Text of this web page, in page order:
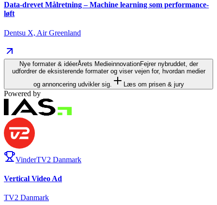
Data-drevet Målretning – Machine learning som performance-
løft
Dentsu X, Air Greenland
Nye formater & idéerÅrets MedieinnovationFejrer nybruddet, der
udfordrer de eksisterende formater og viser vejen for, hvordan medier
og annoncering udvikler sig.
Læs om prisen & jury
Powered by
VinderTV2 Danmark
Vertical Video Ad
TV2 Danmark